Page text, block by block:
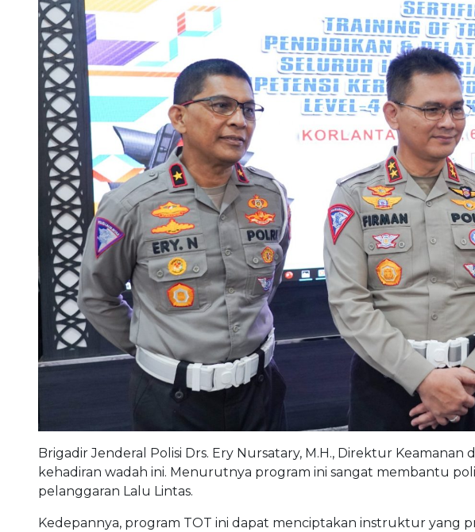
Brigadir Jenderal Polisi Drs. Ery Nursatary, M.H., Direktur Keamanan
kehadiran wadah ini. Menurutnya program ini sangat membantu
pelanggaran Lalu Lintas.
Kedepannya, program TOT ini dapat menciptakan instruktur yang